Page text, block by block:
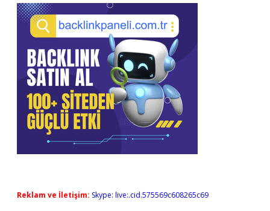
Reklam ve İletişim: Skype: live:.cid.575569c608265c69